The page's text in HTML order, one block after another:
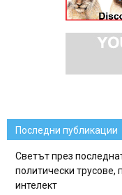
Последни публикации
Светът през
политически трусове,
интелект